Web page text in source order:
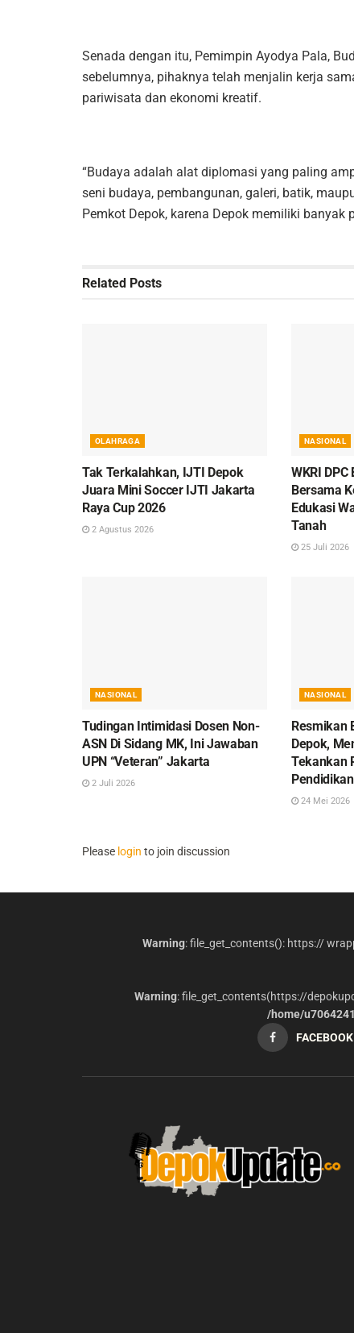
Senada dengan itu, Pemimpin Ayodya Pala,
sebelumnya, pihaknya telah menjalin kerja
pariwisata dan ekonomi kreatif.
“Budaya adalah alat diplomasi yang paling
seni budaya, pembangunan, galeri, batik,
Pemkot Depok, karena Depok memiliki banyak
Related Posts
OLAHRAGA
Tak Terkalahkan, IJTI Depok
Juara Mini Soccer IJTI Jakarta
Raya Cup 2026
2 Agustus 2026
NASIONAL
WKRI
Bersama
Edukasi
Tanah
25 Juli 2026
NASIONAL
Tudingan Intimidasi Dosen Non-
ASN Di Sidang MK, Ini Jawaban
UPN “Veteran” Jakarta
2 Juli 2026
NASIONAL
Resmikan
Depok,
Tekankan
24 Mei 2026
Please login to join discussion
Warning: file_get_contents(): https://
Warning: file_get_contents(https://
/home/
FACEBOOK